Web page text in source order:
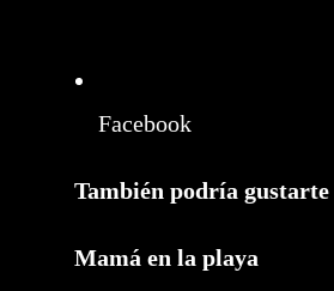
Facebook
También podría gustarte
Mamá en la playa